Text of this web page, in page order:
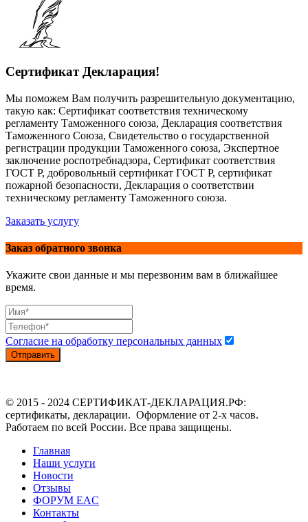
Сертификат Декларация!
Мы поможем Вам получить разрешительную документацию,
такую как: Сертификат соответствия техническому
регламенту Таможенного союза, Декларация соответствия
Таможенного Союза, Свидетельство о государственной
регистрации продукции Таможенного союза, Экспертное
заключение роспотребнадзора, Сертификат соответствия
ГОСТ Р, добровольный сертификат ГОСТ Р, сертификат
пожарной безопасности, Декларация о соответствии
техническому регламенту Таможенного союза.
Заказать услугу
Заказ обратного звонка
Укажите свои данные и мы перезвоним вам в ближайшее
время.
Согласие на обработку персональных данных
Отправить
© 2015 - 2024 СЕРТИФИКАТ-ДЕКЛАРАЦИЯ.РФ:
сертификаты, декларации. Оформление от 2-х часов.
Работаем по всей России. Все права защищены.
Главная
Наши услуги
Новости
Отзывы
ФОРУМ EAC
Контакты